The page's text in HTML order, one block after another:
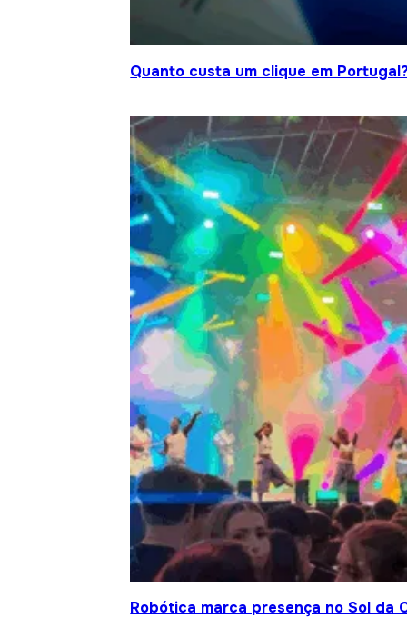
Quanto custa um clique em
Robótica marca presença no Sol da